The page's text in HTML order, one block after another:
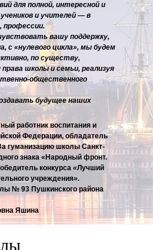
для полной, интересной и
и учителей — в
профессии.
вашу поддержку,
с «нулевого цикла», мы будем
по существу,
права школы и семьи, реализуя
общественного
будущее наших
работник воспитания и
Федерации, обладатель
гуманизацию школы Санкт-
знака «Народный фронт.
конкурса «Лучший
учреждения».
№ 93 Пушкинского района
Яшина